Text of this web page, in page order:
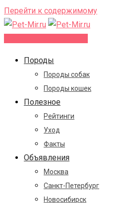
Перейти к содержимому
Породы
Породы собак
Породы кошек
Полезное
Рейтинги
Уход
Факты
Объявления
Москва
Санкт-Петербург
Новосибирск